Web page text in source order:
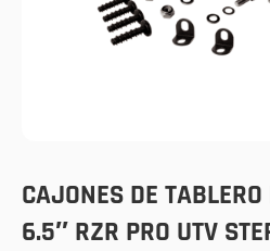
CAJONES DE
6.5″ RZR PRO UTV